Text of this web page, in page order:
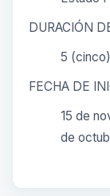
DURACIÓN
5
FECHA DE
15 de
de